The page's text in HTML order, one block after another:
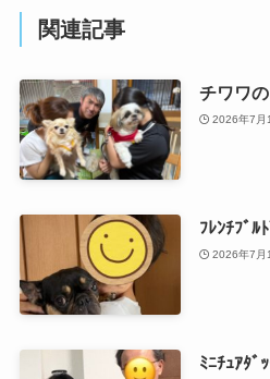
関連記事
チワワ
2026年7月
ﾌﾚﾝﾁﾌﾞ
2026年7月
ﾐﾆﾁｭｱﾀ